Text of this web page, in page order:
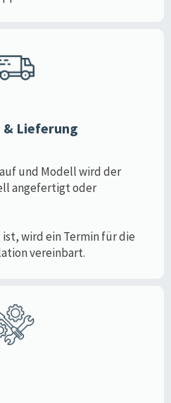
& Lieferung
und Modell wird der
angefertigt oder
wird ein Termin für die
vereinbart.